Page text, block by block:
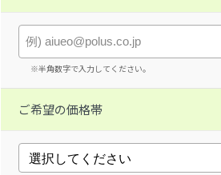
※半角数字で入力してください。
ご希望の価格帯